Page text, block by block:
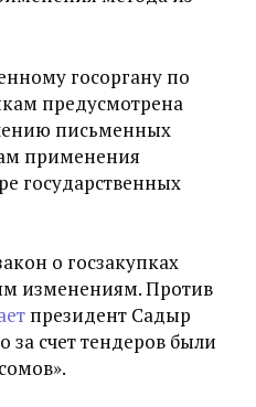
госоргану по
предусмотрена
письменных
применения
государственных
о госзакупках
изменениям. Против
президент Садыр
за счет тендеров были